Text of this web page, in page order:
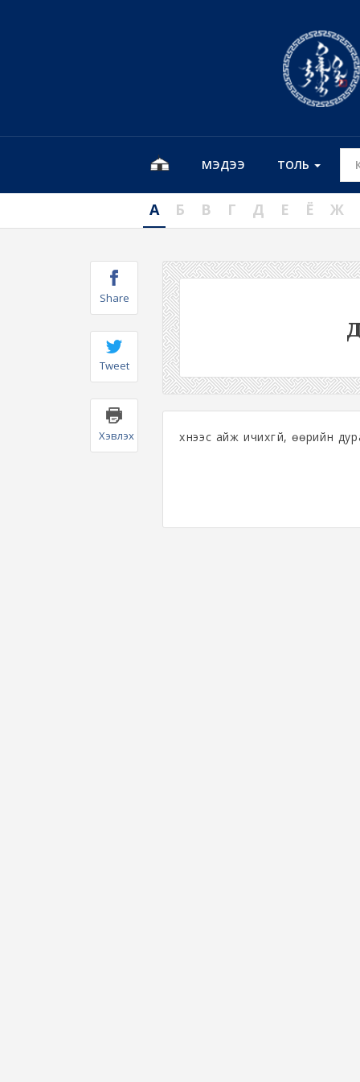
МЭДЭЭ ТОЛЬ
А Б В Г Д Е Ё Ж
Share
Tweet
Хэвлэх хүнээс айж ичихгүй, өөрийн